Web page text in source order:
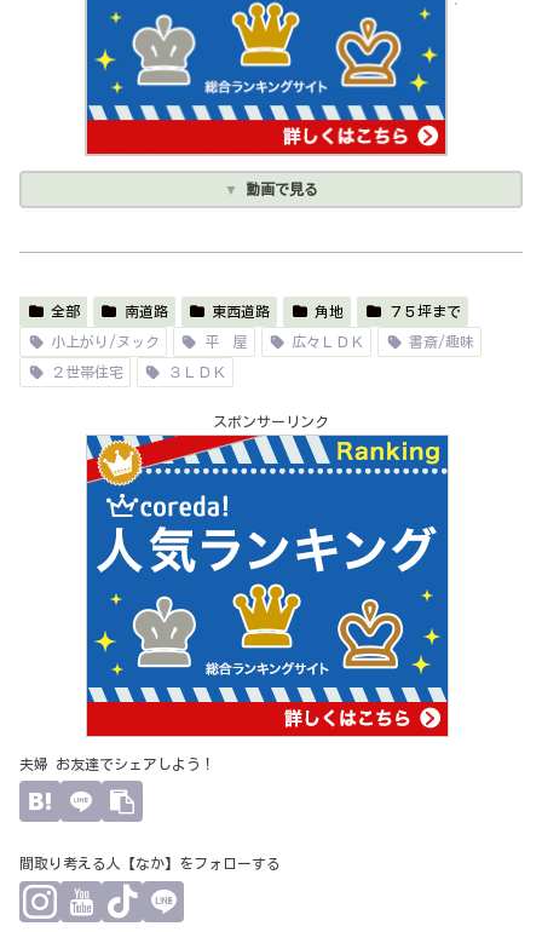
動画で見る
全部 南道路 東西道路 角地 ７５坪まで
小上がり/ヌック 平 屋 広々ＬＤＫ 書斎/趣味
２世帯住宅 ３ＬＤＫ
スポンサーリンク
夫婦 お友達でシェアしよう！
間取り考える人【なか】をフォローする